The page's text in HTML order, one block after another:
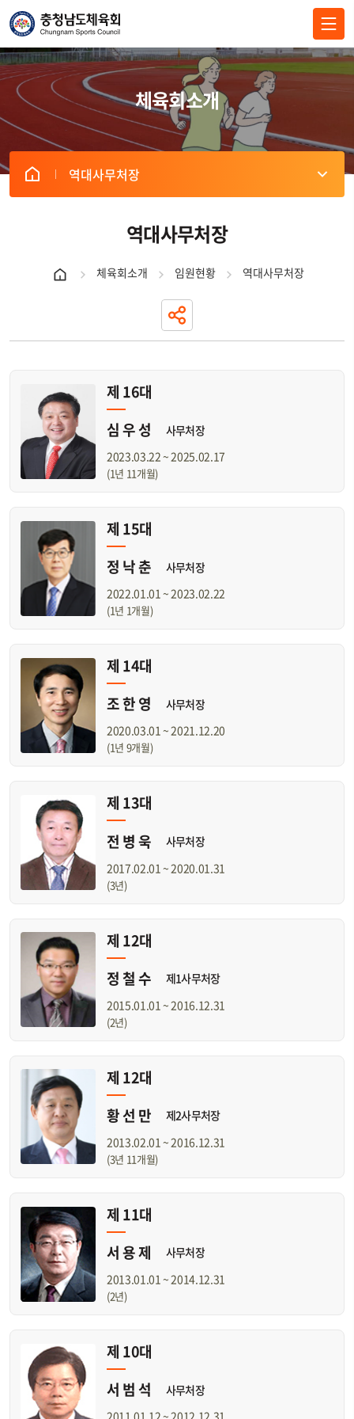
전체메뉴 닫기
체육회소개
역대사무처장
역대사무처장
체육회소개 임원현황 역대사무처장
제 16대
심 우 성
사무처장
2023.03.22 ~ 2025.02.17
(1년 11개월)
제 15대
정 낙 춘
사무처장
2022.01.01 ~ 2023.02.22
(1년 1개월)
제 14대
조 한 영
사무처장
2020.03.01 ~ 2021.12.20
(1년 9개월)
제 13대
전 병 욱
사무처장
2017.02.01 ~ 2020.01.31
(3년)
제 12대
정 철 수
제1사무처장
2015.01.01 ~ 2016.12.31
(2년)
제 12대
황 선 만
제2사무처장
2013.02.01 ~ 2016.12.31
(3년 11개월)
제 11대
서 용 제
사무처장
2013.01.01 ~ 2014.12.31
(2년)
제 10대
서 범 석
사무처장